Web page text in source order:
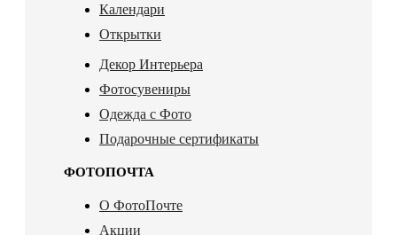
Календари
Открытки
Декор Интерьера
Фотосувениры
Одежда с Фото
Подарочные сертификаты
ФОТОПОЧТА
О ФотоПочте
Акции